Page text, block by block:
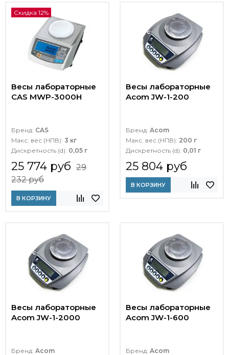
Скидка 12%
Весы лабораторные
CAS MWP-3000H
Бренд: CAS
Макс. вес (НПВ): 3 кг
Дискретность (d): 0,05 г
25 774 руб 29
232 руб
В КОРЗИНУ
Весы лабораторные
Acom JW-1-200
Бренд: Acom
Макс. вес (НПВ): 200 г
Дискретность (d): 0,01 г
25 804 руб
В КОРЗИНУ
Весы лабораторные
Acom JW-1-2000
Бренд: Acom
Весы лабораторные
Acom JW-1-600
Бренд: Acom